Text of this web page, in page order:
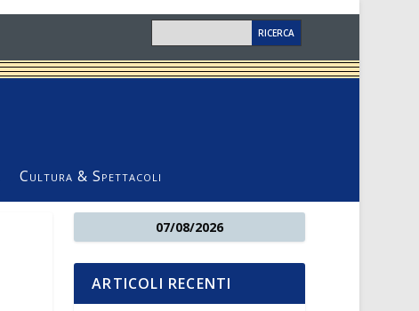
Cultura & Spettacoli
07/08/2026
ARTICOLI RECENTI